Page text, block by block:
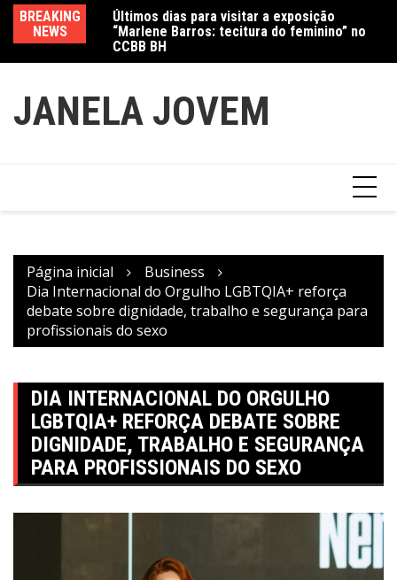
conteúdo
BREAKING
NEWS
“Marlene Barros: tecitura do feminino” no
CCBB BH
Amanda Mangili transforma beleza e
inclusão em conexão real nas redes
JANELA JOVEM
Página inicial
Business
Dia Internacional do Orgulho LGBTQIA+ reforça
debate sobre dignidade, trabalho e segurança para
profissionais do sexo
DIA INTERNACIONAL DO ORGULHO
LGBTQIA+ REFORÇA DEBATE SOBRE
DIGNIDADE, TRABALHO E SEGURANÇA
PARA PROFISSIONAIS DO SEXO